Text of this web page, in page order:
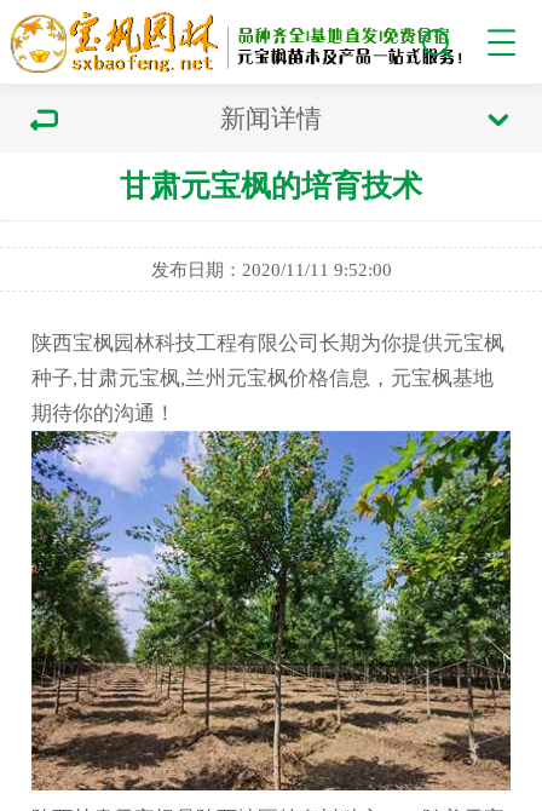
新闻详情
甘肃元宝枫的培育技术
发布日期：2020/11/11 9:52:00
陕西宝枫园林科技工程有限公司长期为你提供元宝枫
种子,甘肃元宝枫,兰州元宝枫价格信息，元宝枫基地
期待你的沟通！